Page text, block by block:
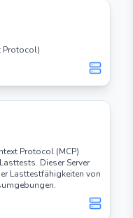
Protocol)
Protocol (MCP)
Dieser Server
Lasttestfähigkeiten von